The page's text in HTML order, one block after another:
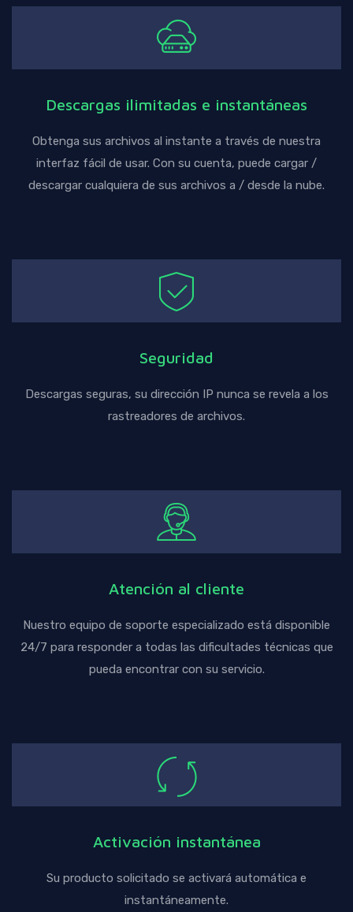
Descargas ilimitadas e instantáneas
Obtenga sus archivos al instante a través de nuestra
interfaz fácil de usar. Con su cuenta, puede cargar /
descargar cualquiera de sus archivos a / desde la nube.
Seguridad
Descargas seguras, su dirección IP nunca se revela a los
rastreadores de archivos.
Atención al cliente
Nuestro equipo de soporte especializado está disponible
24/7 para responder a todas las dificultades técnicas que
pueda encontrar con su servicio.
Activación instantánea
Su producto solicitado se activará automática e
instantáneamente.